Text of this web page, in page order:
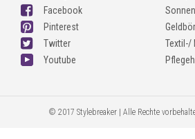
Facebook
Pinterest
Twitter
Youtube
Textil-/
© 2017 Stylebreaker | Alle Rechte